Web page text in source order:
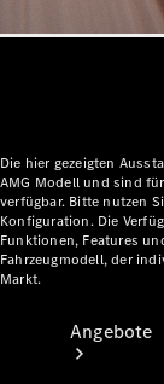
Angebote
Die hier gezeigten
AMG Modell und sind
verfügbar. Bitte nutzen
Konfiguration. Die
Funktionen, Features
Fahrzeugmodell, der
Markt.